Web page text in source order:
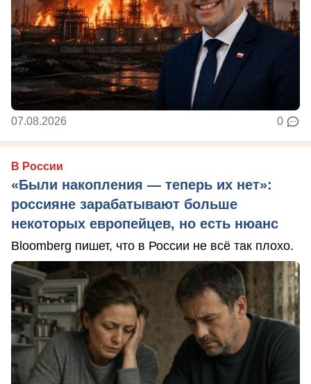
07.08.2026 0
В России
«Были накопления — теперь их нет»:
россияне зарабатывают больше
некоторых европейцев, но есть нюанс
Bloomberg пишет, что в России не всё так плохо.